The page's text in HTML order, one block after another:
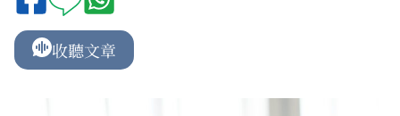
收聽文章